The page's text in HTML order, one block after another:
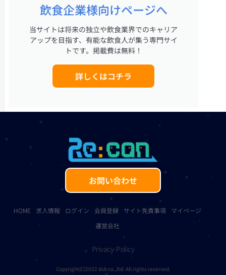
飲食企業様向けページへ
当サイトは将来の独立や飲食業界でのキャリア
アップを目指す、有能な飲食人が集う専門サイ
トです。掲載費は無料！
詳しくはコチラ
お問い合わせ
HOME 求人情報 ログイン 会員登録 サイト免責事項
マイページ
運営会社
Privacy-Policy
Copyright(C)2022 dsb co.,ltd. All rights reserved.